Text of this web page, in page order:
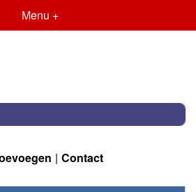
Menu +
Contact